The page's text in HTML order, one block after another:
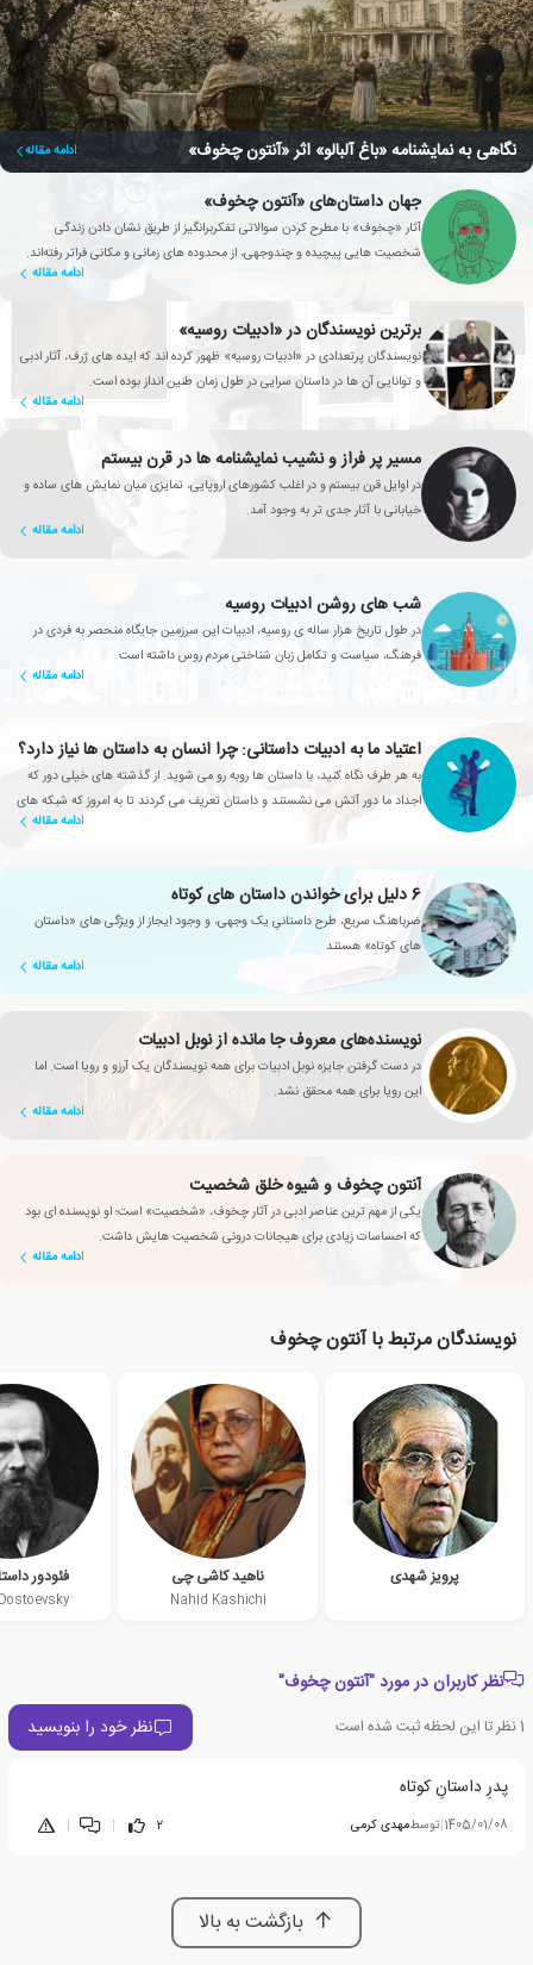
نگاهی به نمایشنامه «باغ آلبالو» اثر «آنتون چخوف» ادامه مقاله
جهان داستان‌های «آنتون چخوف»
آثار «چخوف» با مطرح کردن سوالاتی تفکربرانگیز از طریق نشان دادن زندگی
شخصیت هایی پیچیده و چندوجهی، از محدوده های زمانی و مکانی فراتر رفته‌اند.
ادامه مقاله
برترین نویسندگان در «ادبیات روسیه»
نویسندگان پرتعدادی در «ادبیات روسیه» ظهور کرده اند که ایده های ژرف، آثار ادبی
و توانایی آن ها در داستان سرایی در طول زمان طنین انداز بوده است.
ادامه مقاله
مسیر پر فراز و نشیب نمایشنامه ها در قرن بیستم
در اوایل قرن بیستم و در اغلب کشورهای اروپایی، تمایزی میان نمایش های ساده و
خیابانی با آثار جدی تر به وجود آمد.
ادامه مقاله
شب های روشن ادبیات روسیه
در طول تاریخ هزار ساله ی روسیه، ادبیات این سرزمین جایگاه منحصر به فردی در
فرهنگ، سیاست و تکامل زبان شناختی مردم روس داشته است
ادامه مقاله
اعتیاد ما به ادبیات داستانی: چرا انسان به داستان ها نیاز دارد؟
به هر طرف نگاه کنید، با داستان ها روبه رو می شوید. از گذشته های خیلی دور که
اجداد ما دور آتش می نشستند و داستان تعریف می کردند تا به امروز که شبکه های
ادامه مقاله
6 دلیل برای خواندن داستان های کوتاه
ضرباهنگ سریع، طرح داستانیِ یک وجهی، و وجود ایجاز از ویژگی های «داستان
های کوتاه» هستند
ادامه مقاله
نویسنده‌های معروف جا مانده از نوبل ادبیات
در دست گرفتن جایزه نوبل ادبیات برای همه نویسندگان یک آرزو و رویا است. اما
این رویا برای همه محقق نشد.
ادامه مقاله
آنتون چخوف و شیوه خلق شخصیت
یکی از مهم ترین عناصر ادبی در آثار چخوف، «شخصیت» است؛ او نویسنده ای بود
که احساسات زیادی برای هیجانات درونی شخصیت هایش داشت.
ادامه مقاله
نویسندگان مرتبط با آنتون چخوف
پرویز شهدی ناهید کاشی چی
Nahid Kashichi
فئودور
نظر کاربران در مورد "آنتون چخوف"
1نظر تا این لحظه ثبت شده است نظر خود را بنویسید
پدرِ داستانِ کوتاه
1405/01/08 توسطمهدی کرمی 2
بازگشت به بالا